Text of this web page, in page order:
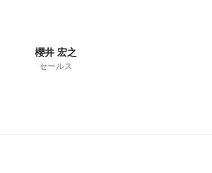
櫻井 宏之
セールス